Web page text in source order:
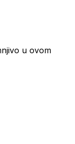
u ovom